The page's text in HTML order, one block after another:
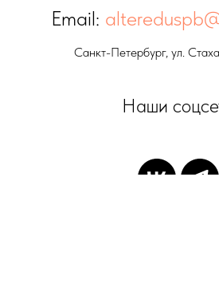
Email:
Санкт-Петербург, ул.
Наши